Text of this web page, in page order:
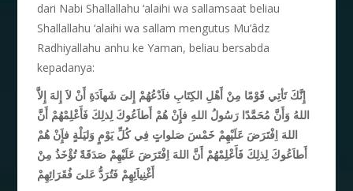
dari Nabi Shallallahu ‘alaihi wa sallamsaat beliau
Shallallahu ‘alaihi wa sallam mengutus Mu’âdz
Radhiyallahu anhu ke Yaman, beliau bersabda
kepadanya:
إِنَّكَ تَأتِي قَوْمًا مِنْ أَهْلِ الكِتَابِ فاَدْعُهُمْ إِلىَ شَهاَدَةِ أَنْ لاَ إِلهَ إِلاَّ
اللهُ وَأَنَّ مُحَمَّدًا رَسُولُ اللهِ فإَِنْ هُمْ أَطاَعُوكَ لِذلِكَ فَأَعْلِمْهُمْ أَنَّ
اللهَ اِفْتَرَضَ عَلَيْهِمْ خَمْسَ صَلواتٍ فِي كُلِّ يَوْمٍ وَليَلْةٍ فإَِنْ هُمْ
أَطاَعُوكَ لِذلِكَ فَأَعْلِمْهُمْ أَنَّ اللهَ اِفْتَرَضَ عَلَيْهِمْ صَدَقَةً تُؤْخَذُ مِنْ
أَغْنِياَئِهِمْ فَتُرَدُّ عَلىَ فُقَرَائِهِمْ